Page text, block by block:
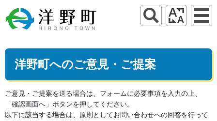
洋野町へのご意見・ご提案
ご意見・ご提案を送る場合は、フォームに必要事項を入力の上、
「確認画面へ」ボタンを押してください。
以下に該当する場合は、原則としてお問い合わせへの回答を行って